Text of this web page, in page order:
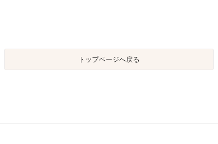
トップページへ戻る